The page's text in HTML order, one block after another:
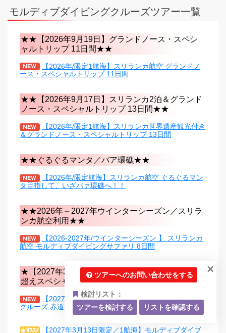
モルディブダイビングクルーズツアー一覧
★★【2026年9月19日】グランドノース・スペシ
ャルトリップ 11日間★★
【2026年/限定1航海】スリランカ航空 グランドノ
ース・スペシャルトリップ 11日間
★★【2026年9月17日】スリランカ2泊＆グランド
ノース・スペシャルトリップ 13日間★★
【2026年/限定1航海】スリランカ世界遺産観光付き
＆グランドノース・スペシャルトリップ 13日間
★★ぐるぐるマンタ／バア環礁★★
【2026年/限定航海】スリランカ航空 ぐるぐるマン
タ目指して、いざバァ環礁へ！！
★★2026年～2027年ウインターシーズン／スリラ
ンカ航空利用★★
【2026-2027年/ウインターシーズン 】 スリランカ
航空 モルディブダイビングサファリ 8日間
★【2027年3月13日＆3月20日】限定大航海／赤道
超えスペシャルトリップ★
【2027年3月13日限定／1航海】モルディブダイブ
クルーズ 赤道越え!! スペシャルトリップ 15日間
【2027年3月13日限定／1航海】モルディブダイブ
×
ツアーへのお問い合わせをする
検討リスト：
ツアーを検討する
リストを確認する